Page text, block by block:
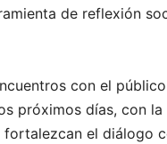
de reflexión
con el
próximos días, con
el diálogo